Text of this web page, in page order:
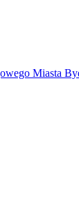
Miasta